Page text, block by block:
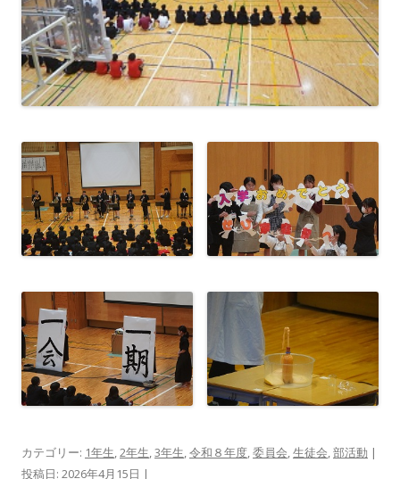
カテゴリー: 1年生,2年生,3年生,令和８年度,委員会,生徒会,部活動 |
投稿日: 2026年4月15日 |